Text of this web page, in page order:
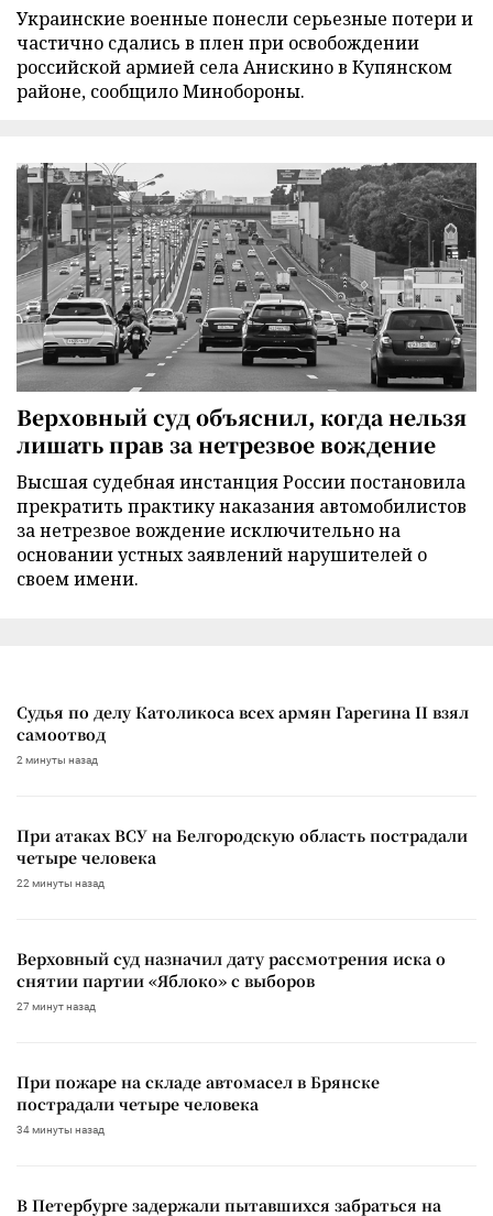
Украинские военные понесли серьезные потери и
частично сдались в плен при освобождении
российской армией села Анискино в Купянском
районе, сообщило Минобороны.
Верховный суд объяснил, когда нельзя
лишать прав за нетрезвое вождение
Высшая судебная инстанция России постановила
прекратить практику наказания автомобилистов
за нетрезвое вождение исключительно на
основании устных заявлений нарушителей о
своем имени.
Судья по делу Католикоса всех армян Гарегина II взял
самоотвод
2 минуты назад
При атаках ВСУ на Белгородскую область пострадали
четыре человека
22 минуты назад
Верховный суд назначил дату рассмотрения иска о
снятии партии «Яблоко» с выборов
27 минут назад
При пожаре на складе автомасел в Брянске
пострадали четыре человека
34 минуты назад
В Петербурге задержали пытавшихся забраться на